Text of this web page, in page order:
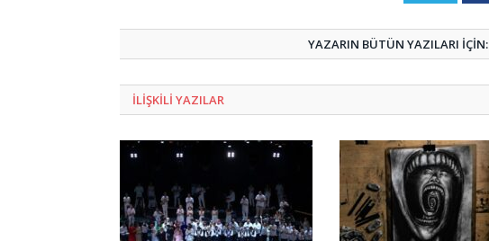
YAZARIN BÜTÜN YAZILARI IÇIN:
ILIŞKILI YAZILAR